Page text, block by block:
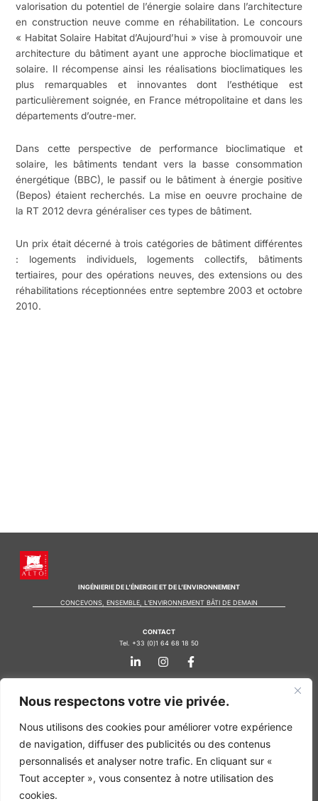
Nous respectons votre vie privée.
Nous utilisons des cookies pour améliorer votre expérience
de navigation, diffuser des publicités ou des contenus
personnalisés et analyser notre trafic. En cliquant sur «
Tout accepter », vous consentez à notre utilisation des
cookies.
valorisation du potentiel de l’énergie solaire dans l’architecture
en construction neuve comme en réhabilitation. Le concours
« Habitat Solaire Habitat d’Aujourd’hui » vise à promouvoir une
architecture du bâtiment ayant une approche bioclimatique et
solaire. Il récompense ainsi les réalisations bioclimatiques les
plus remarquables et innovantes dont l’esthétique est
particulièrement soignée, en France métropolitaine et dans les
départements d’outre-mer.
Dans cette perspective de performance bioclimatique et
solaire, les bâtiments tendant vers la basse consommation
énergétique (BBC), le passif ou le bâtiment à énergie positive
(Bepos) étaient recherchés. La mise en oeuvre prochaine de
la RT 2012 devra généraliser ces types de bâtiment.
Un prix était décerné à trois catégories de bâtiment différentes
: logements individuels, logements collectifs, bâtiments
tertiaires, pour des opérations neuves, des extensions ou des
réhabilitations réceptionnées entre septembre 2003 et octobre
2010.
INGÉNIERIE DE L’ÉNERGIE ET DE L’ENVIRONNEMENT
CONCEVONS, ENSEMBLE, L’ENVIRONNEMENT BÂTI DE DEMAIN
CONTACT
Tel. +33 (0)1 64 68 18 50
L
i
n
e
i
n
-
i
n
I
n
s
a
r
a
m
F
a
c
b
o
k
-
Nos agences
Bureau d'études Bordeaux
Bureau d'études Lyon
Tel. +33 (0)1 64 68 18 50